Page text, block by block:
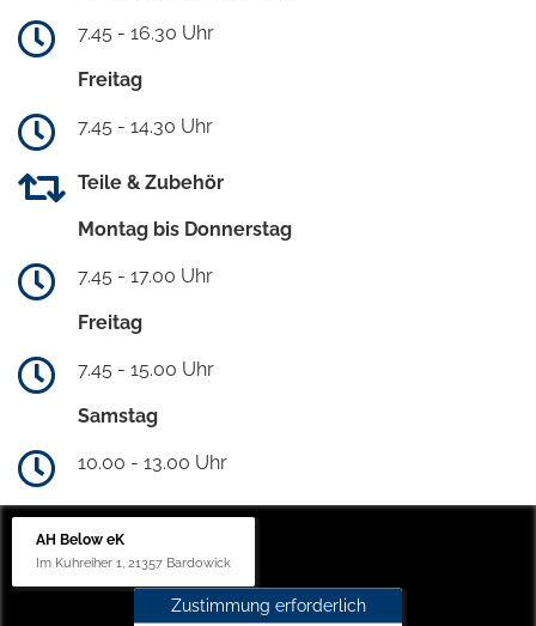
7.45 - 16.30 Uhr
Freitag
7.45 - 14.30 Uhr
Teile & Zubehör
Montag bis Donnerstag
7.45 - 17.00 Uhr
Freitag
7.45 - 15.00 Uhr
Samstag
10.00 - 13.00 Uhr
AH Below eK
Im Kuhreiher 1, 21357 Bardowick
Zustimmung erforderlich